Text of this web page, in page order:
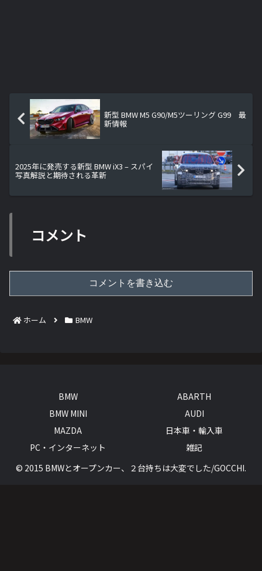
新型 BMW M5 G90/M5ツーリング G99 最
新情報
2025年に発売する新型 BMW iX3 – スパイ
写真解説と期待される革新
コメント
コメントを書き込む
ホーム BMW
BMW
ABARTH
BMW MINI
AUDI
MAZDA
日本車・輸入車
PC・インターネット
雑記
© 2015 BMWとオープンカー、２台持ちは大変でした/GOCCHI.